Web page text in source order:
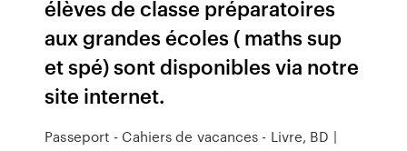
élèves de classe préparatoires
aux grandes écoles ( maths sup
et spé) sont disponibles via notre
site internet.
Passeport - Cahiers de vacances - Livre, BD |